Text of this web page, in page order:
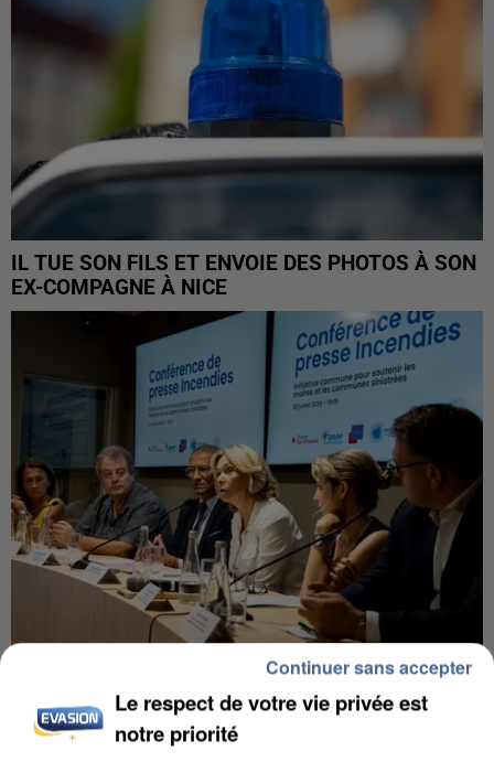
IL TUE SON FILS ET ENVOIE DES PHOTOS À SON
EX-COMPAGNE À NICE
DE SOLIDARITÉ AVEC LES...
Le respect de votre vie privée est
notre priorité
Continuer sans accepter